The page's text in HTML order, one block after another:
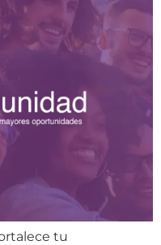
tu